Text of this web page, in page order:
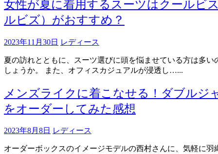
女性が夏に着用するスーツはクールビ
ルビズ）がおすすめ？
2023年11月30日 レディース
夏の訪れとともに、スーツ選びに頭を悩ませている方は多い
しょうか。 また、オフィスカジュアルが浸透し…...
メンズライクに着こなせる！ダブルジ
をオーダーしてみた感想
2023年8月8日 レディース
オーダーボックスのイメージモデルの西村さんに、気軽に羽